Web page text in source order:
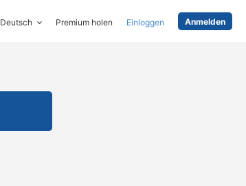
Deutsch Premium holen Einloggen Anmelden